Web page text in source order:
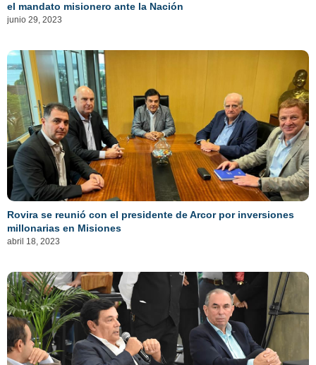
el mandato misionero ante la Nación
junio 29, 2023
Rovira se reunió con el presidente de Arcor por inversiones
millonarias en Misiones
abril 18, 2023